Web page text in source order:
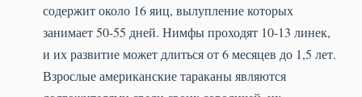
содержит около 16 яиц, вылупление которых
занимает 50-55 дней. Нимфы проходят 10-13 линек,
и их развитие может длиться от 6 месяцев до 1,5 лет.
Взрослые американские тараканы являются